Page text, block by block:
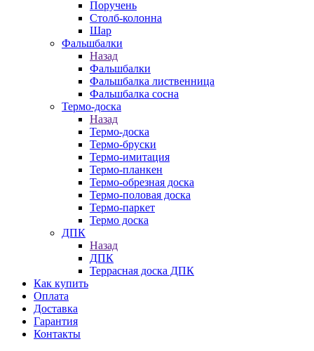
Поручень
Столб-колонна
Шар
Фальшбалки
Назад
Фальшбалки
Фальшбалка лиственница
Фальшбалка сосна
Термо-доска
Назад
Термо-доска
Термо-бруски
Термо-имитация
Термо-планкен
Термо-обрезная доска
Термо-половая доска
Термо-паркет
Термо доска
ДПК
Назад
ДПК
Террасная доска ДПК
Как купить
Оплата
Доставка
Гарантия
Контакты